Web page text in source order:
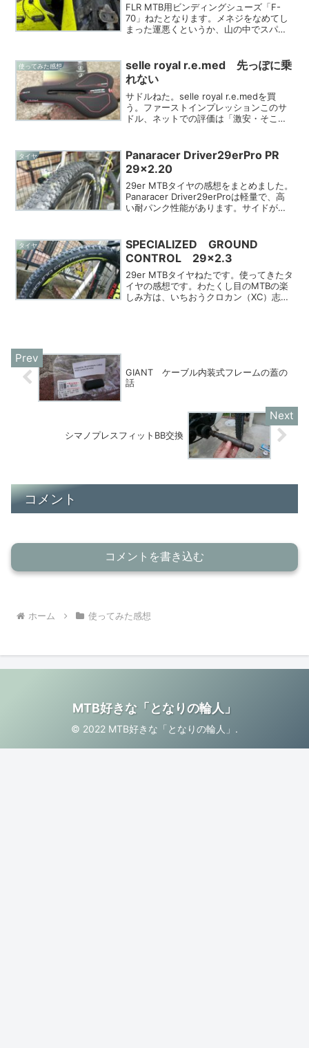
FLR MTB用ビンディングシューズ「F-
70」ねたとなります。メネジをなめてし
まった運悪くというか、山の中でスパイ
ドをはめるネジ穴が泥で詰まってしまい
ました。適当に詰...
使ってみた感想
selle royal r.e.med 先っぽに乗
れない
サドルねた。selle royal r.e.medを買
う。ファーストインプレッションこのサ
ドル、ネットでの評価は「激安・そこそ
くし目のファーストインプレッション
は、「流...
タイヤ
Panaracer Driver29erPro PR
29×2.20
29er MTBタイヤの感想をまとめました。
Panaracer Driver29erProは軽量で、高
い耐パンク性能があります。サイドが硬
し不安感が残りますが、用途には適して
います。
タイヤ
SPECIALIZED GROUND
CONTROL 29×2.3
29er MTBタイヤねたです。使ってきたタ
イヤの感想です。わたくし目のMTBの楽
しみ方は、いちおうクロカン（XC）志向
GIANT ケーブル内装式フレームの蓋の
話
シマノプレスフィットBB交換
コメント
コメントを書き込む
ホーム 使ってみた感想
MTB好きな「となりの輪人」
© 2022 MTB好きな「となりの輪人」.